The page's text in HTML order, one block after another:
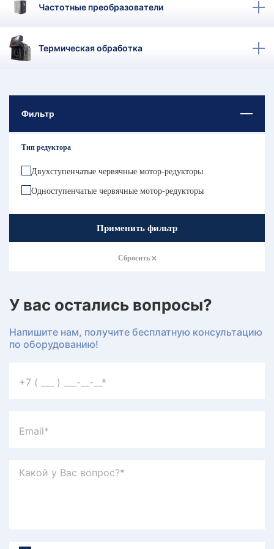
Частотные преобразователи
Термическая обработка
Фильтр
Тип редуктора
Двухступенчатые червячные мотор-редукторы
Одноступенчатые червячные мотор-редукторы
Применить фильтр
Сбросить
У вас остались вопросы?
Напишите нам, получите бесплатную консультацию
по оборудованию!